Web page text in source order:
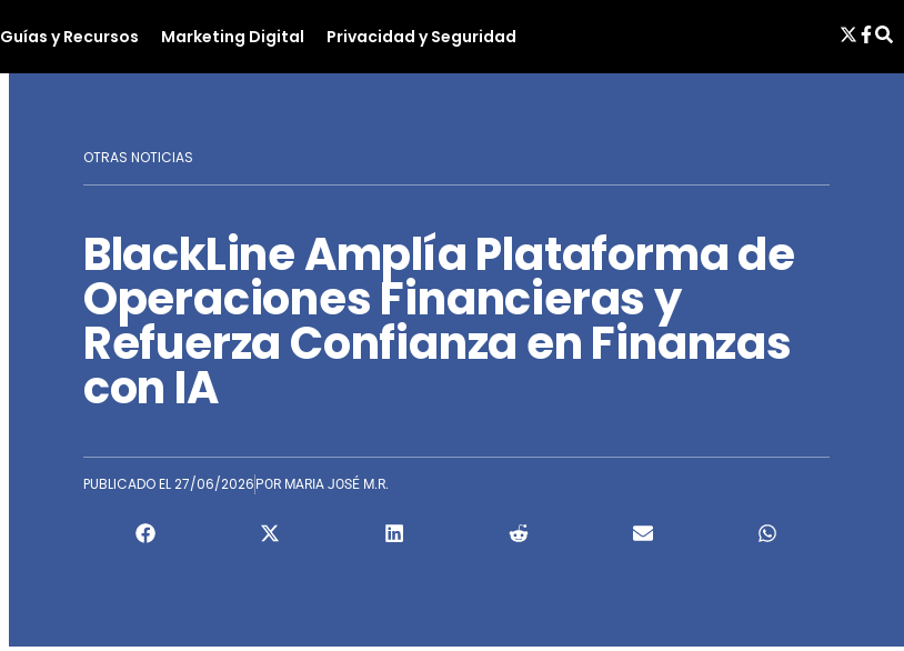
Guías y Recursos Marketing Digital Privacidad y Seguridad
OTRAS NOTICIAS
BlackLine Amplía Plataforma de
Operaciones Financieras y
Refuerza Confianza en Finanzas
con IA
PUBLICADO EL27/06/2026 POR MARIA JOSÉ M.R.